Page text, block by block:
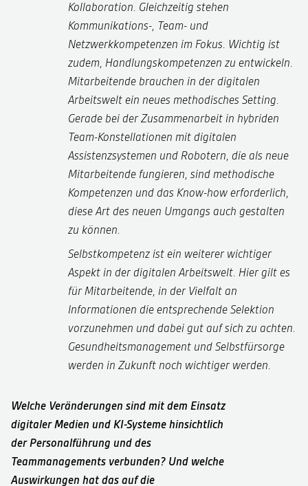
Kollaboration. Gleichzeitig stehen
Kommunikations‑, Team- und
Netzwerkkompetenzen im Fokus. Wichtig ist
zudem, Handlungskompetenzen zu entwickeln.
Mitarbeitende brauchen in der digitalen
Arbeitswelt ein neues methodisches Setting.
Gerade bei der Zusammenarbeit in hybriden
Team-Konstellationen mit digitalen
Assistenzsystemen und Robotern, die als neue
Mitarbeitende fungieren, sind methodische
Kompetenzen und das Know-how erforderlich,
diese Art des neuen Umgangs auch gestalten
zu können.
Selbstkompetenz ist ein weiterer wichtiger
Aspekt in der digitalen Arbeitswelt. Hier gilt es
für Mitarbeitende, in der Vielfalt an
Informationen die entsprechende Selektion
vorzunehmen und dabei gut auf sich zu achten.
Gesundheitsmanagement und Selbstfürsorge
werden in Zukunft noch wichtiger werden.
Welche Veränderungen sind mit dem Einsatz
digitaler Medien und KI-Systeme hinsichtlich
der Personalführung und des
Teammanagements verbunden? Und welche
Auswirkungen hat das auf die